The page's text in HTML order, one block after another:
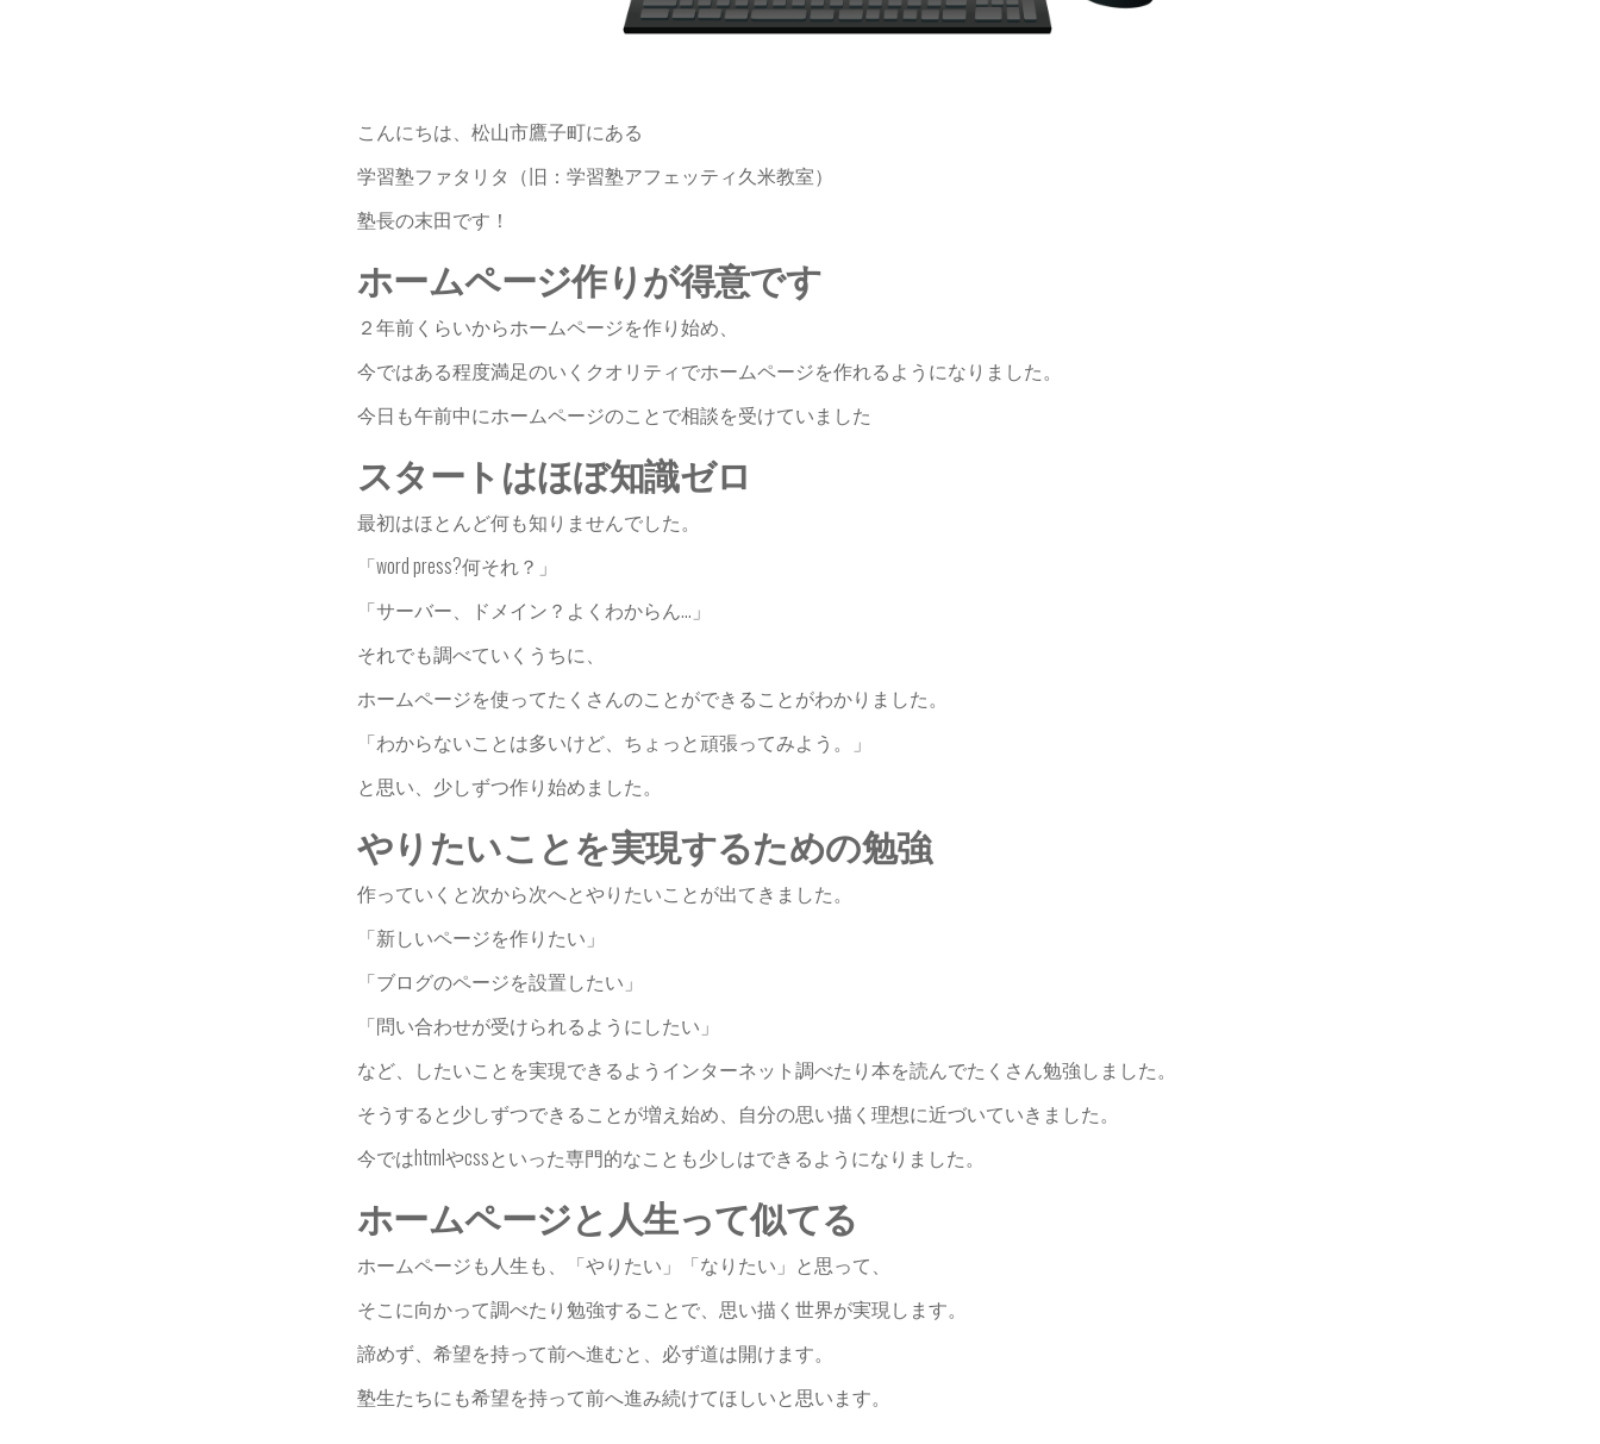
こんにちは、松山市鷹子町にある
学習塾ファタリタ（旧：学習塾アフェッティ久米教室）
塾長の末田です！
ホームページ作りが得意です
２年前くらいからホームページを作り始め、
今ではある程度満足のいくクオリティでホームページを作れるようになりました。
今日も午前中にホームページのことで相談を受けていました
スタートはほぼ知識ゼロ
最初はほとんど何も知りませんでした。
「word press?何それ？」
「サーバー、ドメイン？よくわからん…」
それでも調べていくうちに、
ホームページを使ってたくさんのことができることがわかりました。
「わからないことは多いけど、ちょっと頑張ってみよう。」
と思い、少しずつ作り始めました。
やりたいことを実現するための勉強
作っていくと次から次へとやりたいことが出てきました。
「新しいページを作りたい」
「ブログのページを設置したい」
「問い合わせが受けられるようにしたい」
など、したいことを実現できるようインターネット調べたり本を読んでたくさん勉強しました。
そうすると少しずつできることが増え始め、自分の思い描く理想に近づいていきました。
今ではhtmlやcssといった専門的なことも少しはできるようになりました。
ホームページと人生って似てる
ホームページも人生も、「やりたい」「なりたい」と思って、
そこに向かって調べたり勉強することで、思い描く世界が実現します。
諦めず、希望を持って前へ進むと、必ず道は開けます。
塾生たちにも希望を持って前へ進み続けてほしいと思います。